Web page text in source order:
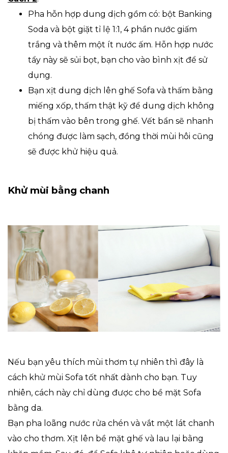
Pha hỗn hợp dung dịch gồm có: bột Banking
Soda và bột giặt tỉ lệ 1:1, 4 phần nước giấm
trắng và thêm một ít nước ấm. Hỗn hợp nước
tẩy này sẽ sủi bọt, bạn cho vào bình xịt để sử
dụng.
Bạn xịt dung dịch lên ghế Sofa và thấm bằng
miếng xốp, thấm thật kỹ để dung dịch không
bị thấm vào bên trong ghế. Vết bẩn sẽ nhanh
chóng được làm sạch, đồng thời mùi hôi cũng
sẽ được khử hiệu quả.
Khử mùi bằng chanh
Nếu bạn yêu thích mùi thơm tự nhiên thì đây là
cách khử mùi Sofa tốt nhất dành cho bạn. Tuy
nhiên, cách này chỉ dùng được cho bề mặt Sofa
bằng da.
Bạn pha loãng nước rửa chén và vắt một lát chanh
vào cho thơm. Xịt lên bề mặt ghế và lau lại bằng